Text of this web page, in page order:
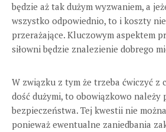
będzie aż tak dużym wyzwaniem, a
wszystko odpowiednio, to i koszty
przerażające. Kluczowym aspektem
siłowni będzie znalezienie dobrego
W związku z tym że trzeba ćwiczyć z
dość dużymi, to obowiązkowo należy
bezpieczeństwa. Tej kwestii nie
ponieważ ewentualne zaniedbania